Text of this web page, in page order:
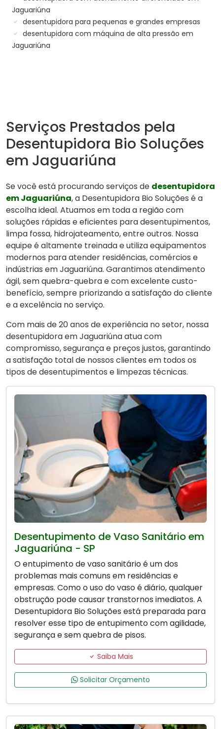
Jaguariúna
desentupidora para pequenas e grandes empresas
desentupidora com máquina de alta pressão em
Jaguariúna
Serviços Prestados pela
Desentupidora Bio Soluções
em Jaguariúna
Se você está procurando serviços de desentupidora
em Jaguariúna, a Desentupidora Bio Soluções é a
escolha ideal. Atuamos em toda a região com
soluções rápidas e eficientes para desentupimentos,
limpa fossa, hidrojateamento, entre outros. Nossa
equipe é altamente treinada e utiliza equipamentos
modernos para atender residências, comércios e
indústrias em Jaguariúna. Garantimos atendimento
ágil, sem quebra-quebra e com excelente custo-
benefício, sempre priorizando a satisfação do cliente
e a excelência no serviço.
Com mais de 20 anos de experiência no setor, nossa
desentupidora em Jaguariúna atua com
compromisso, segurança e preços justos, garantindo
a satisfação total de nossos clientes em todos os
tipos de desentupimentos e limpezas técnicas.
Desentupimento de Vaso Sanitário em
Jaguariúna - SP
O entupimento de vaso sanitário é um dos
problemas mais comuns em residências e
empresas. Como o uso do vaso é diário, qualquer
obstrução pode causar transtornos imediatos. A
Desentupidora Bio Soluções está preparada para
resolver esse tipo de entupimento com agilidade,
segurança e sem quebra de pisos.
Saiba Mais
Solicitar Orçamento